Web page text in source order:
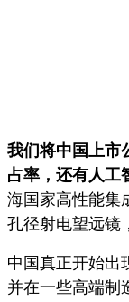
我们将中国上市
占率，还有人工
海国家高性能集
孔径射电望远镜
中国真正开始出
并在一些高端制